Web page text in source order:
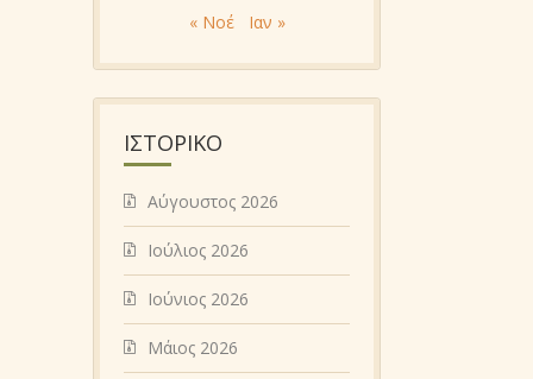
« Νοέ Ιαν »
ΙΣΤΟΡΙΚΌ
Αύγουστος 2026
Ιούλιος 2026
Ιούνιος 2026
Μάιος 2026